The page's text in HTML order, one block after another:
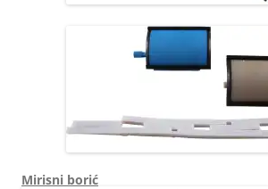
Mirisni borić